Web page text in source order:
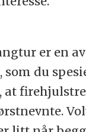
er en
som du
at